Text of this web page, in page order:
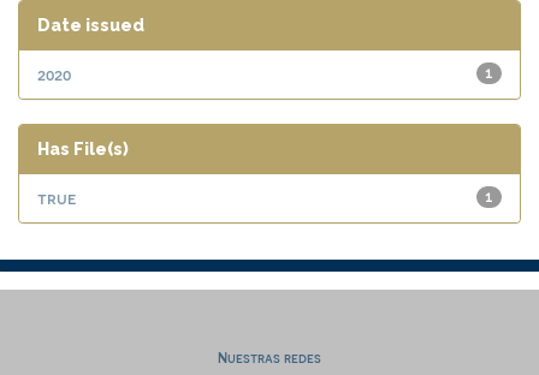
Date issued
1
2020
Has File(s)
1
true
Nuestras redes